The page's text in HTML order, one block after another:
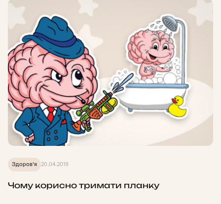
Здоров'я 20.04.2019
Чому корисно тримати планку